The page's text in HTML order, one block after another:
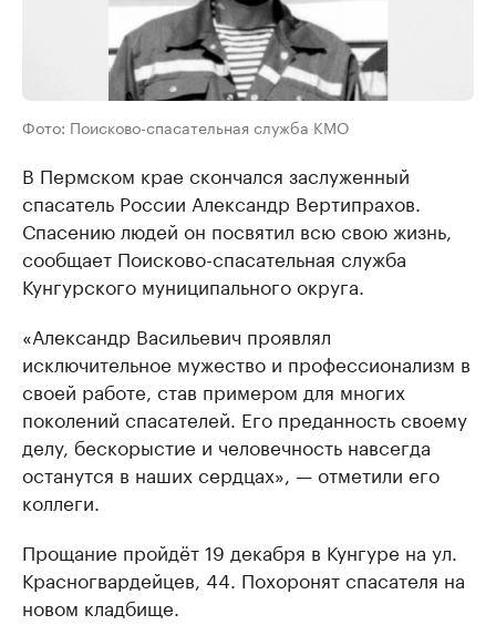
Фото: Поисково-спасательная служба КМО
В Пермском крае скончался заслуженный
спасатель России Александр Вертипрахов.
Спасению людей он посвятил всю свою жизнь,
сообщает Поисково-спасательная служба
Кунгурского муниципального округа.
«Александр Васильевич проявлял
исключительное мужество и профессионализм в
своей работе, став примером для многих
поколений спасателей. Его преданность своему
делу, бескорыстие и человечность навсегда
останутся в наших сердцах», — отметили его
коллеги.
Прощание пройдёт 19 декабря в Кунгуре на ул.
Красногвардейцев, 44. Похоронят спасателя на
новом кладбище.